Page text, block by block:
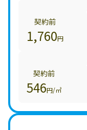
契約前
1,760円
契約前
546円/㎥